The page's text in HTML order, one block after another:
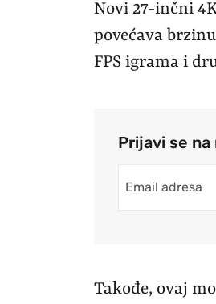
Novi 27-inčni
povećava
FPS igrama i
Prijavi se
Takođe, ovaj